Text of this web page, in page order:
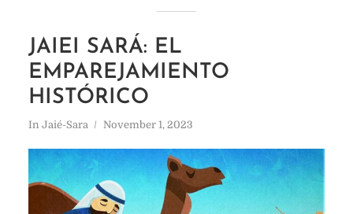
JAIEI SARÁ: EL
EMPAREJAMIENTO
HISTÓRICO
In Jaié-Sara November 1, 2023